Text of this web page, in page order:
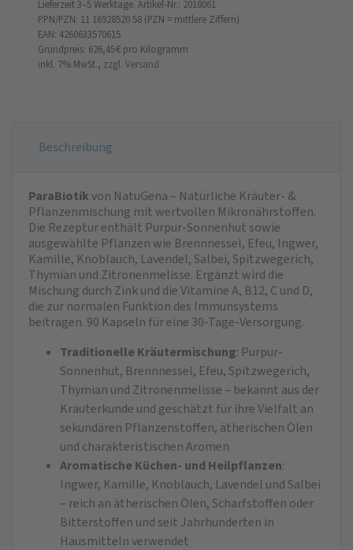
Lieferzeit 3–5 Werktage. Artikel-Nr.: 2018061
PPN/PZN: 11 16928520 58 (PZN = mittlere Ziffern)
EAN: 4260633570615
Grundpreis: 626,45 € pro Kilogramm
inkl. 7% MwSt., zzgl. Versand
Beschreibung
ParaBiotikvon NatuGena – Natürliche Kräuter- &
Pflanzenmischung mit wertvollen Mikronährstoffen.
Die Rezeptur enthält Purpur-Sonnenhut sowie
ausgewählte Pflanzen wie Brennnessel, Efeu, Ingwer,
Kamille, Knoblauch, Lavendel, Salbei, Spitzwegerich,
Thymian und Zitronenmelisse. Ergänzt wird die
Mischung durch Zink und die Vitamine A, B12, C und D,
die zur normalen Funktion des Immunsystems
beitragen. 90 Kapseln für eine 30-Tage-Versorgung.
Traditionelle Kräutermischung: Purpur-
Sonnenhut, Brennnessel, Efeu, Spitzwegerich,
Thymian und Zitronenmelisse – bekannt aus der
Kräuterkunde und geschätzt für ihre Vielfalt an
sekundären Pflanzenstoffen, ätherischen Ölen
und charakteristischen Aromen
Aromatische Küchen- und Heilpflanzen:
Ingwer, Kamille, Knoblauch, Lavendel und Salbei
– reich an ätherischen Ölen, Scharfstoffen oder
Bitterstoffen und seit Jahrhunderten in
Hausmitteln verwendet